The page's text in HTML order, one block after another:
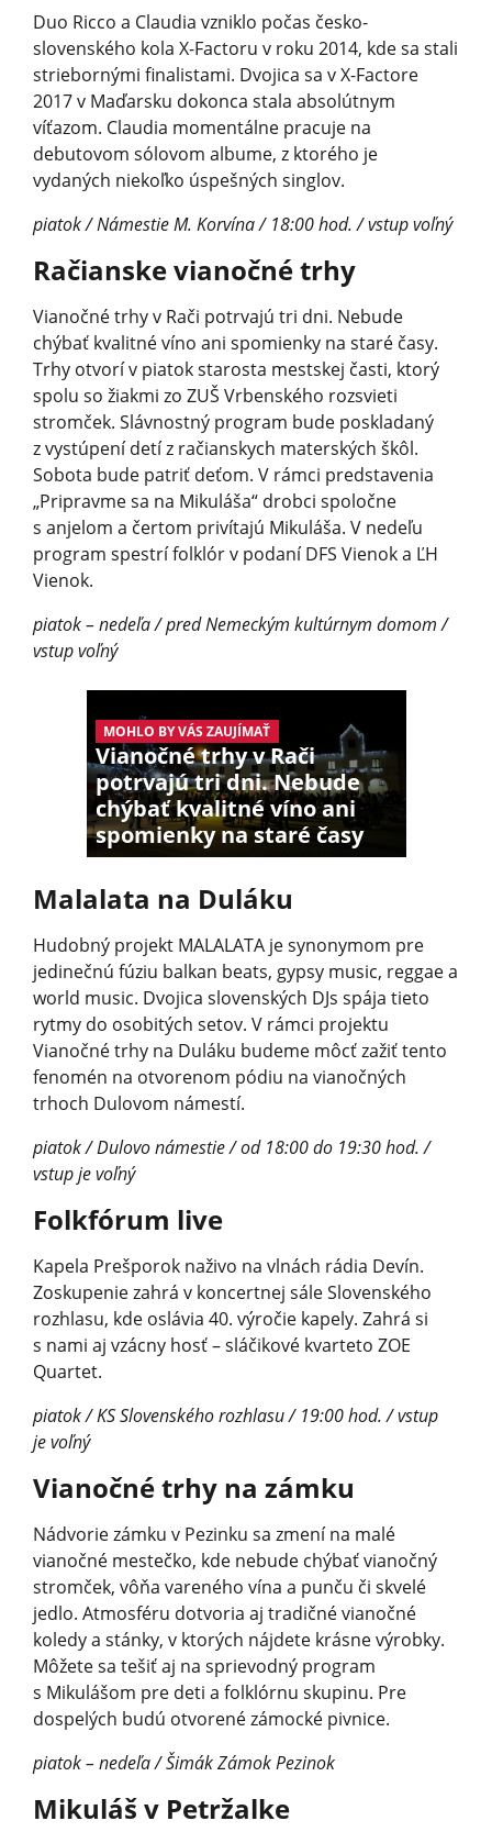
Duo Ricco a Claudia vzniklo počas česko-
slovenského kola X-Factoru v roku 2014, kde sa stali
striebornými finalistami. Dvojica sa v X-Factore
2017 v Maďarsku dokonca stala absolútnym
víťazom. Claudia momentálne pracuje na
debutovom sólovom albume, z ktorého je
vydaných niekoľko úspešných singlov.
piatok / Námestie M. Korvína / 18:00 hod. / vstup voľný
Račianske vianočné trhy
Vianočné trhy v Rači potrvajú tri dni. Nebude
chýbať kvalitné víno ani spomienky na staré časy.
Trhy otvorí v piatok starosta mestskej časti, ktorý
spolu so žiakmi zo ZUŠ Vrbenského rozsvieti
stromček. Slávnostný program bude poskladaný
z vystúpení detí z račianskych materských škôl.
Sobota bude patriť deťom. V rámci predstavenia
„Pripravme sa na Mikuláša“ drobci spoločne
s anjelom a čertom privítajú Mikuláša. V nedeľu
program spestrí folklór v podaní DFS Vienok a ĽH
Vienok.
piatok – nedeľa / pred Nemeckým kultúrnym domom /
vstup voľný
MOHLO BY VÁS ZAUJÍMAŤ
Vianočné trhy v Rači
potrvajú tri dni. Nebude
chýbať kvalitné víno ani
spomienky na staré časy
Malalata na Duláku
Hudobný projekt MALALATA je synonymom pre
jedinečnú fúziu balkan beats, gypsy music, reggae a
world music. Dvojica slovenských DJs spája tieto
rytmy do osobitých setov. V rámci projektu
Vianočné trhy na Duláku budeme môcť zažiť tento
fenomén na otvorenom pódiu na vianočných
trhoch Dulovom námestí.
piatok / Dulovo námestie / od 18:00 do 19:30 hod. /
vstup je voľný
Folkfórum live
Kapela Prešporok naživo na vlnách rádia Devín.
Zoskupenie zahrá v koncertnej sále Slovenského
rozhlasu, kde oslávia 40. výročie kapely. Zahrá si
s nami aj vzácny hosť – sláčikové kvarteto ZOE
Quartet.
piatok / KS Slovenského rozhlasu / 19:00 hod. / vstup
je voľný
Vianočné trhy na zámku
Nádvorie zámku v Pezinku sa zmení na malé
vianočné mestečko, kde nebude chýbať vianočný
stromček, vôňa vareného vína a punču či skvelé
jedlo. Atmosféru dotvoria aj tradičné vianočné
koledy a stánky, v ktorých nájdete krásne výrobky.
Môžete sa tešiť aj na sprievodný program
s Mikulášom pre deti a folklórnu skupinu. Pre
dospelých budú otvorené zámocké pivnice.
piatok – nedeľa / Šimák Zámok Pezinok
Mikuláš v Petržalke